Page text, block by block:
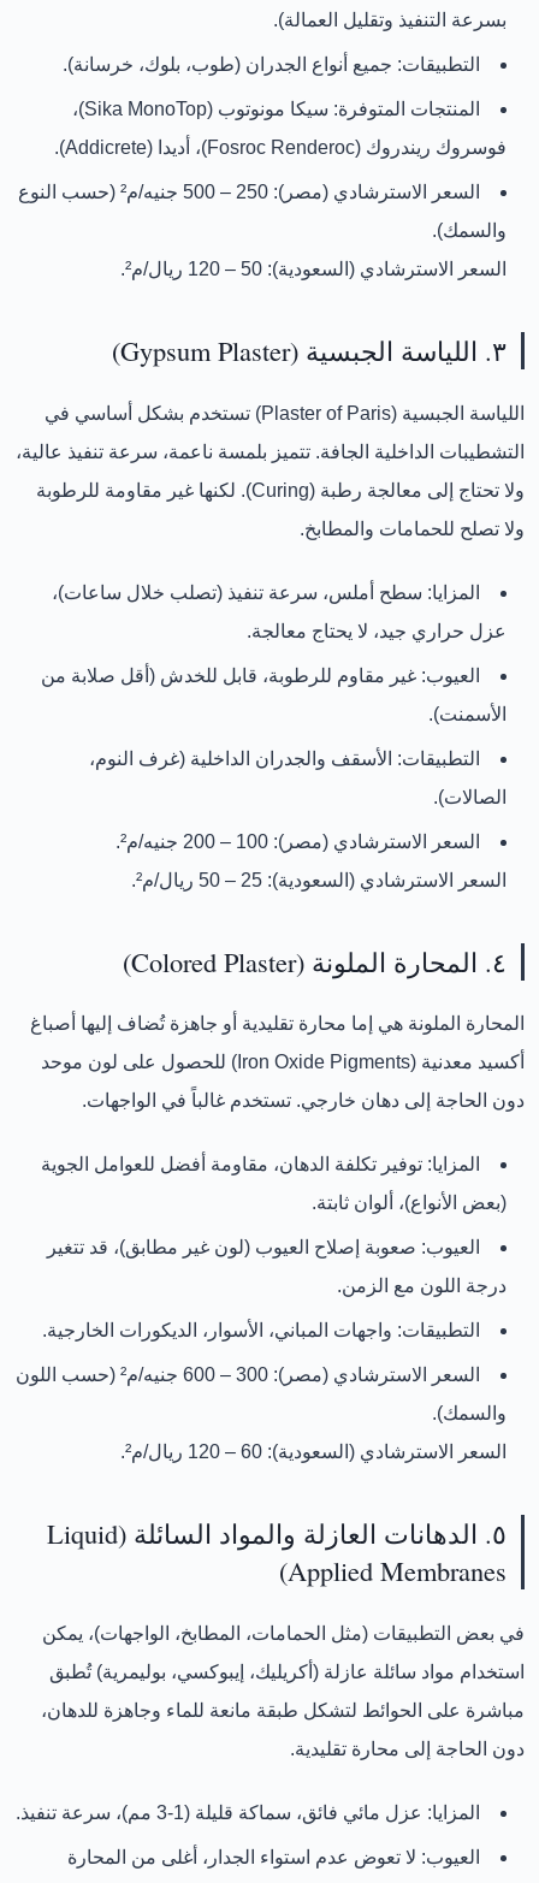
بسرعة التنفيذ وتقليل العمالة).
التطبيقات: جميع أنواع الجدران (طوب، بلوك، خرسانة).
المنتجات المتوفرة: سيكا مونوتوب (Sika MonoTop)
،
فوسروك ريندروك (Fosroc Renderoc)
، أديدا (Addicrete) .
السعر الاسترشادي (مصر): 250 – 500 جنيه/م²
(حسب النوع
والسمك).
السعر الاسترشادي (السعودية): 50 – 120 ريال/م² .
٣. اللياسة الجبسية (Gypsum Plaster)
اللياسة الجبسية (Plaster of Paris)
تستخدم بشكل أساسي في
التشطيبات الداخلية الجافة. تتميز بلمسة ناعمة، سرعة تنفيذ عالية،
ولا تحتاج إلى معالجة رطبة (Curing). لكنها
غير مقاومة للرطوبة
ولا تصلح للحمامات والمطابخ.
المزايا: سطح أملس، سرعة تنفيذ (تصلب خلال ساعات)،
عزل حراري جيد، لا يحتاج معالجة.
العيوب: غير مقاوم للرطوبة، قابل للخدش (أقل صلابة من
الأسمنت).
التطبيقات: الأسقف والجدران الداخلية (غرف النوم،
الصالات).
السعر الاسترشادي (مصر): 100 – 200 جنيه/م²
.
السعر الاسترشادي (السعودية): 25 – 50 ريال/م² .
٤. المحارة الملونة (Colored Plaster)
المحارة الملونة هي إما محارة تقليدية أو جاهزة تُضاف إليها أصباغ
أكسيد معدنية (Iron Oxide Pigments)
للحصول على لون موحد
دون الحاجة إلى دهان خارجي. تستخدم غالباً في الواجهات.
المزايا: توفير تكلفة الدهان، مقاومة أفضل للعوامل الجوية
(بعض الأنواع)، ألوان ثابتة.
العيوب: صعوبة إصلاح العيوب (لون غير مطابق)، قد تتغير
درجة اللون مع الزمن.
التطبيقات: واجهات المباني، الأسوار، الديكورات الخارجية.
السعر الاسترشادي (مصر): 300 – 600 جنيه/م²
(حسب اللون
والسمك).
السعر الاسترشادي (السعودية): 60 – 120 ريال/م² .
٥. الدهانات العازلة والمواد السائلة (Liquid
Applied Membranes)
في بعض التطبيقات (مثل الحمامات، المطابخ، الواجهات)، يمكن
استخدام مواد سائلة عازلة (أكريليك، إيبوكسي، بوليمرية) تُطبق
مباشرة على الحوائط لتشكل طبقة مانعة للماء وجاهزة للدهان،
دون الحاجة إلى محارة تقليدية.
المزايا: عزل مائي فائق، سماكة قليلة (1-3 مم)، سرعة تنفيذ.
العيوب: لا تعوض عدم استواء الجدار، أغلى من المحارة